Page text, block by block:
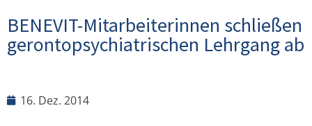
BENEVIT-Mitarbeiterinnen schließen
gerontopsychiatrischen Lehrgang ab
16. Dez. 2014